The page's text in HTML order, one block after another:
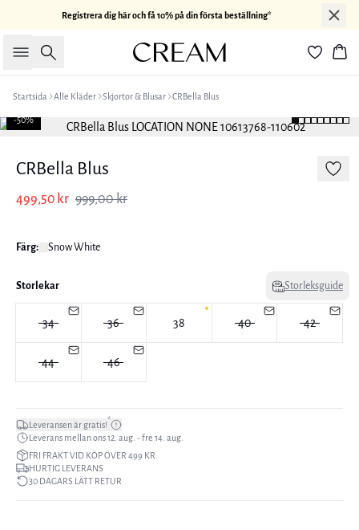
Registrera dig här och få 10% på din första beställning*
Sök
Startsida Alle Kläder Skjortor & Blusar CRBella Blus
-50%
CRBella Blus
499,50 kr 999,00 kr
Färg: Snow White
Storlekar Storleksguide
34 36 38 40 42
44 46
Leveransen är gratis!*
Leverans mellan ons 12. aug. - fre 14. aug.
FRI FRAKT VID KÖP ÖVER 499 KR.
HURTIG LEVERANS
30 DAGARS LÄTT RETUR